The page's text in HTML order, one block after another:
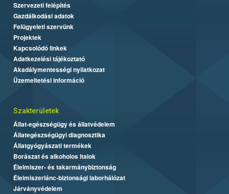
Szervezeti felépítés
Gazdálkodási adatok
Felügyeleti szervünk
Projektek
Kapcsolódó linkek
Adatkezelési tájékoztató
Akadálymentességi nyilatkozat
Üzemeltetési információ
Szakterületek
Állat-egészségügy és állatvédelem
Állategészségügyi diagnosztika
Állatgyógyászati termékek
Borászat és alkoholos italok
Élelmiszer- és takarmánybiztonság
Élelmiszerlánc-biztonsági laborhálózat
Járványvédelem